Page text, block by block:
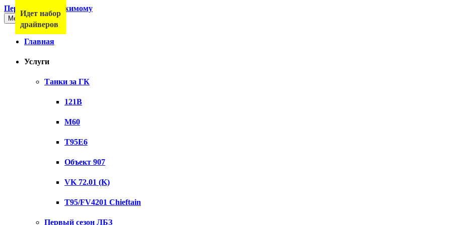
Перейти к содержимому
Меню
Главная
Услуги
Танки за ГК
121B
M60
T95E6
Объект 907
VK 72.01 (K)
T95/FV4201 Chieftain
Первый сезон ЛБЗ
Идет набор
драйверов